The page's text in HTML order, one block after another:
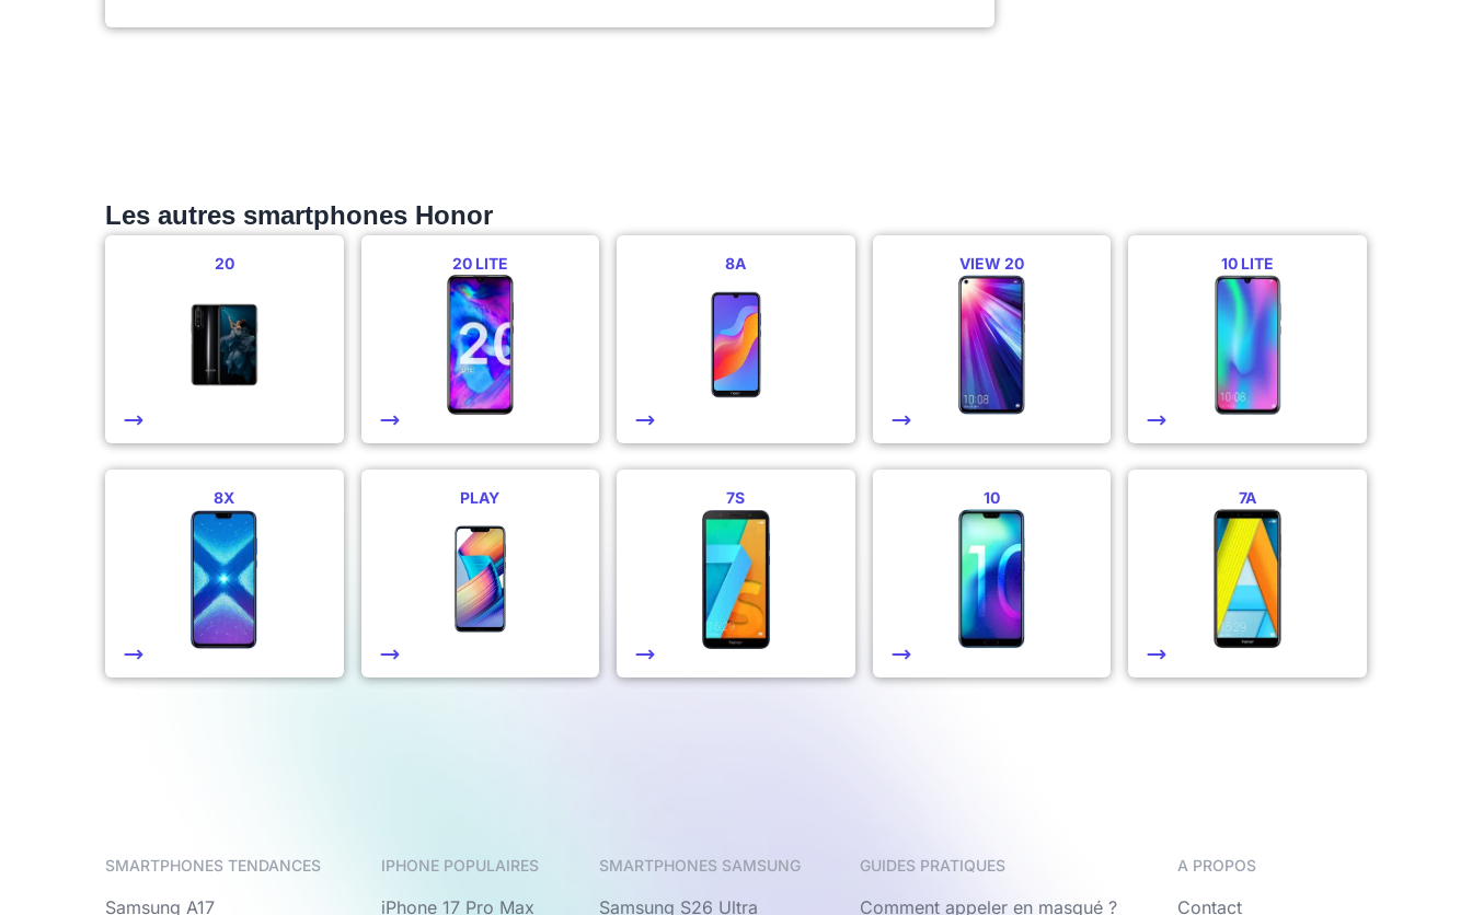
Les autres smartphones Honor
20 20 LITE 8A VIEW 20 10 LITE
8X PLAY 7S 10 7A
SMARTPHONES TENDANCES
Samsung A17
IPHONE POPULAIRES
iPhone 17 Pro Max
SMARTPHONES SAMSUNG
Samsung S26 Ultra
GUIDES PRATIQUES
Comment appeler en masqué ?
A PROPOS
Contact